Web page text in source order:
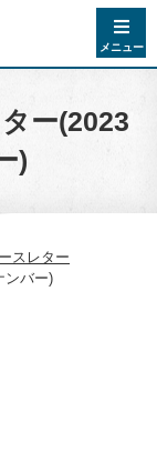
メニュー
ー(2023
)
スレター
ンバー)